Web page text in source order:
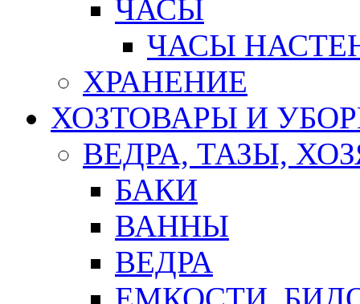
ЧАСЫ
ЧАСЫ
ХРАНЕНИЕ
ХОЗТОВАРЫ И
ВЕДРА, ТАЗЫ,
БАКИ
ВАННЫ
ВЕДРА